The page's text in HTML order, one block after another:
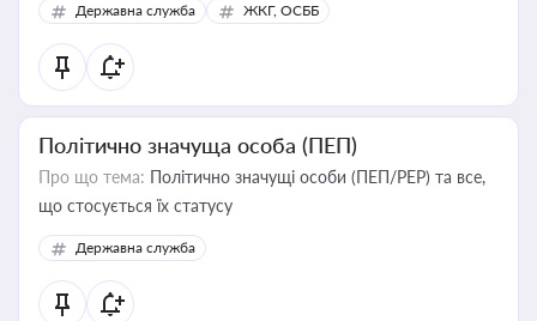
Державна служба ЖКГ, ОСББ
Політично значуща особа (ПЕП)
Про що тема: Політично значущі особи (ПЕП/PEP) та все,
що стосується їх статусу
Державна служба